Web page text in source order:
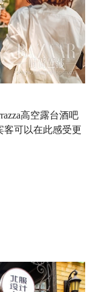
高空露台酒吧
客可以在此感受更